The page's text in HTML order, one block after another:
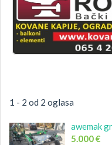
1 - 2 od 2 oglasa
awemak
5.000 €